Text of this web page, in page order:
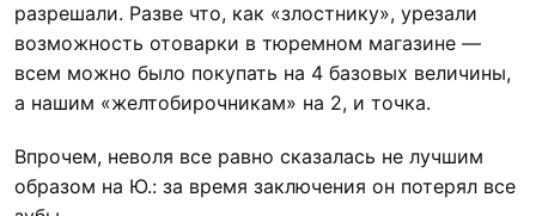
разрешали. Разве что, как «злостнику», урезали
возможность отоварки в тюремном магазине —
всем можно было покупать на 4 базовых величины,
а нашим «желтобирочникам» на 2, и точка.
Впрочем, неволя все равно сказалась не лучшим
образом на Ю.: за время заключения он потерял все